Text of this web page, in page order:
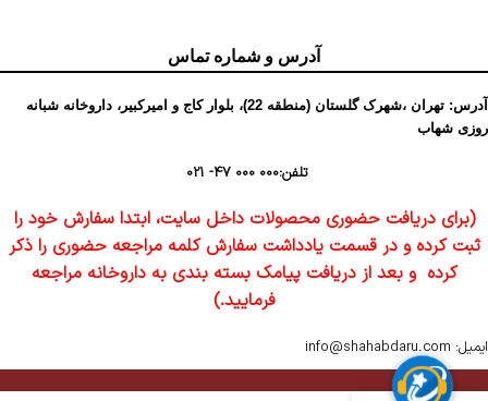
آدرس و شماره تماس
آدرس: تهران ،شهرک گلستان (منطقه 22)، بلوار کاج و امیرکبیر، داروخانه شبانه
روزی شهاب
تلفن:000 000 47- 021
(برای دریافت حضوری محصولات داخل سایت، ابتدا سفارش خود را
ثبت کرده و در قسمت یادداشت سفارش کلمه مراجعه حضوری را ذکر
کرده و بعد از دریافت پیامک بسته بندی به داروخانه مراجعه
فرمایید.)
ایمیل: info@shahabdaru.com